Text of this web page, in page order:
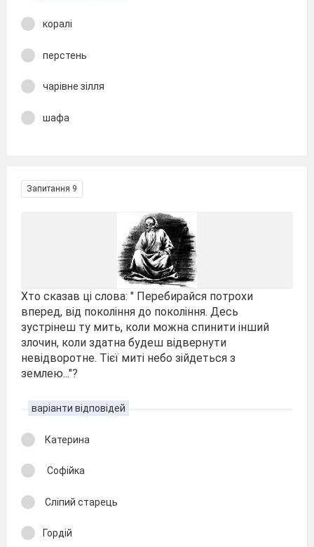
коралі
перстень
чарівне зілля
шафа
Запитання 9
Хто сказав ці слова: " Перебирайся потрохи
вперед, від покоління до покоління. Десь
зустрінеш ту мить, коли можна спинити інший
злочин, коли здатна будеш відвернути
невідворотне. Тієї миті небо зійдеться з
землею..."?
варіанти відповідей
Катерина
Софійка
Сліпий старець
Гордій